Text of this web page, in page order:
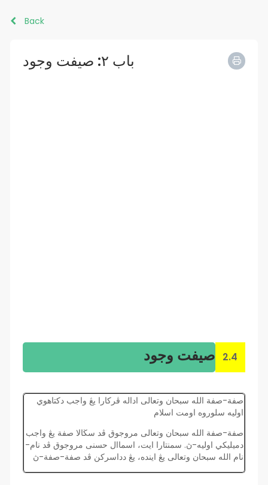
Back
باب ٢: صيفت وجود
صيفت وجود 2.4
صفة-صفة الله سبحان وتعالى اداله ڤركارا يڠ واجب دكتاهوي
اوليه سلوروه اومت اسلام
صفة-صفة الله سبحان وتعالى مروجوق ڤد سڬالا صفة يڠ واجب
دميليكي اوليه-ڽ. سمنتارا ايت، اسماال حسنى مروجوق ڤد نام-
نام الله سبحان وتعالى يڠ اينده، يڠ دداسركن ڤد صفة-صفة-ڽ